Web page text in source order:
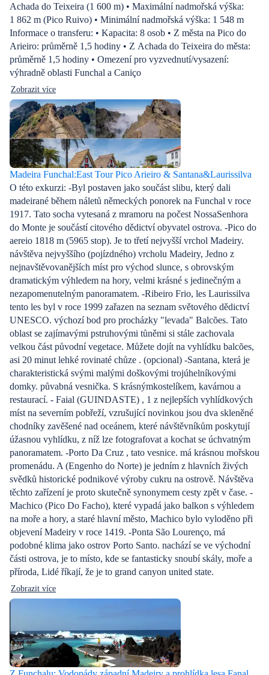
Achada do Teixeira (1 600 m) • Maximální nadmořská výška:
1 862 m (Pico Ruivo) • Minimální nadmořská výška: 1 548 m
Informace o transferu: • Kapacita: 8 osob • Z města na Pico do
Arieiro: průměrně 1,5 hodiny • Z Achada do Teixeira do města:
průměrně 1,5 hodiny • Omezení pro vyzvednutí/vysazení:
výhradně oblasti Funchal a Caniço
Zobrazit více
Madeira Funchal:East Tour Pico Arieiro & Santana&Laurissilva
O této exkurzi: -Byl postaven jako součást slibu, který dali
madeirané během náletů německých ponorek na Funchal v roce
1917. Tato socha vytesaná z mramoru na počest NossaSenhora
do Monte je součástí citového dědictví obyvatel ostrova. -Pico do
aereio 1818 m (5965 stop). Je to třetí nejvyšší vrchol Madeiry.
návštěva nejvyššího (pojízdného) vrcholu Madeiry, Jedno z
nejnavštěvovanějších míst pro východ slunce, s obrovským
dramatickým výhledem na hory, velmi krásné s jedinečným a
nezapomenutelným panoramatem. -Ribeiro Frio, les Laurissilva
tento les byl v roce 1999 zařazen na seznam světového dědictví
UNESCO. výchozí bod pro procházky "levada" Balcões. Tato
oblast se zajímavými pstruhovými tůněmi si stále zachovala
velkou část původní vegetace. Můžete dojít na vyhlídku balcões,
asi 20 minut lehké rovinaté chůze . (opcional) -Santana, která je
charakteristická svými malými doškovými trojúhelníkovými
domky. půvabná vesnička. S krásnýmkostelíkem, kavárnou a
restaurací. - Faial (GUINDASTE) , 1 z nejlepších vyhlídkových
míst na severním pobřeží, vzrušující novinkou jsou dva skleněné
chodníky zavěšené nad oceánem, které návštěvníkům poskytují
úžasnou vyhlídku, z níž lze fotografovat a kochat se úchvatným
panoramatem. -Porto Da Cruz , tato vesnice. má krásnou mořskou
promenádu. A (Engenho do Norte) je jedním z hlavních živých
svědků historické podnikové výroby cukru na ostrově. Návštěva
těchto zařízení je proto skutečně synonymem cesty zpět v čase. -
Machico (Pico Do Facho), které vypadá jako balkon s výhledem
na moře a hory, a staré hlavní město, Machico bylo vyloděno při
objevení Madeiry v roce 1419. -Ponta São Lourenço, má
podobné klima jako ostrov Porto Santo. nachází se ve východní
části ostrova, je to místo, kde se fantasticky snoubí skály, moře a
příroda, Lidé říkají, že je to grand canyon united state.
Zobrazit více